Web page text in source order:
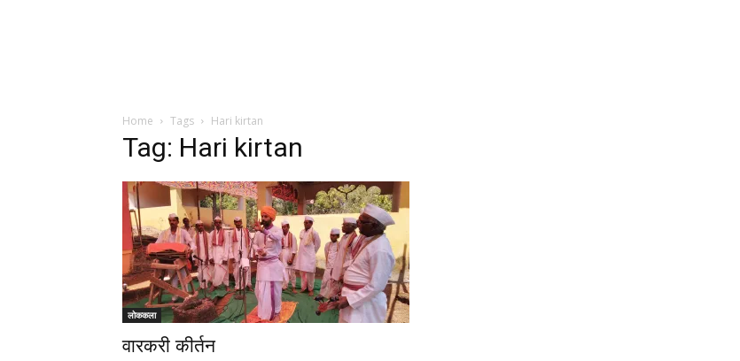
Home Tags Hari kirtan
Tag: Hari kirtan
लोककला
वारकरी कीर्तन